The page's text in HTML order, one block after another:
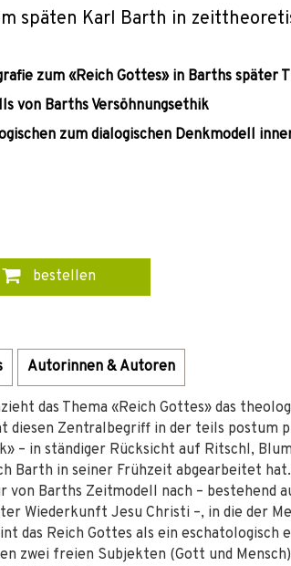
späten Karl Barth in
zum «Reich Gottes» in Barths später
von Barths Versöhnungsethik
zum dialogischen Denkmodell
bestellen
Autorinnen & Autoren
das Thema «Reich Gottes» das
diesen Zentralbegriff in der teils postum
– in ständiger Rücksicht auf Ritschl,
Barth in seiner Frühzeit abgearbeitet
Barths Zeitmodell nach – bestehend
Wiederkunft Jesu Christi –, in die der
das Reich Gottes als ein
zwei freien Subjekten (Gott und